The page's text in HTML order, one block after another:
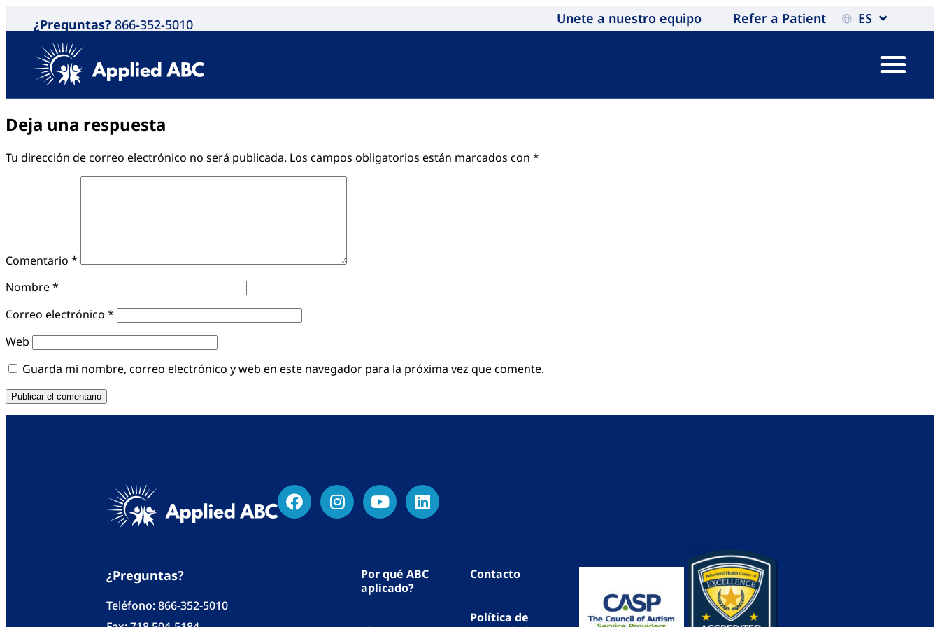
¿Preguntas? 866-352-5010 Unete a nuestro equipo Refer a Patient ES
Deja una respuesta
Tu dirección de correo electrónico no será publicada. Los campos obligatorios están marcados con *
Comentario *
Nombre*
Correo electrónico *
Web
Guarda mi nombre, correo electrónico y web en este navegador para la próxima vez que comente.
¿Preguntas?
Teléfono:866-352-5010
Por qué ABC
aplicado?
Contacto
Política de